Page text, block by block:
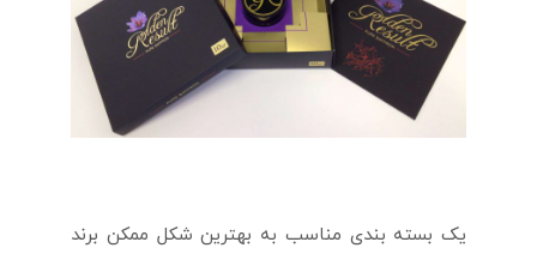
یک بسته بندی مناسب به بهترین شکل ممکن برند